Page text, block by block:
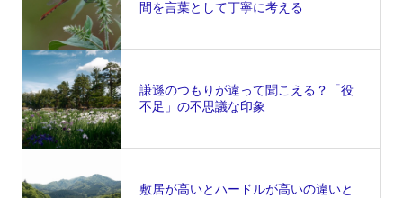
間を言葉として丁寧に考える
謙遜のつもりが違って聞こえる？「役
不足」の不思議な印象
敷居が高いとハードルが高いの違いと